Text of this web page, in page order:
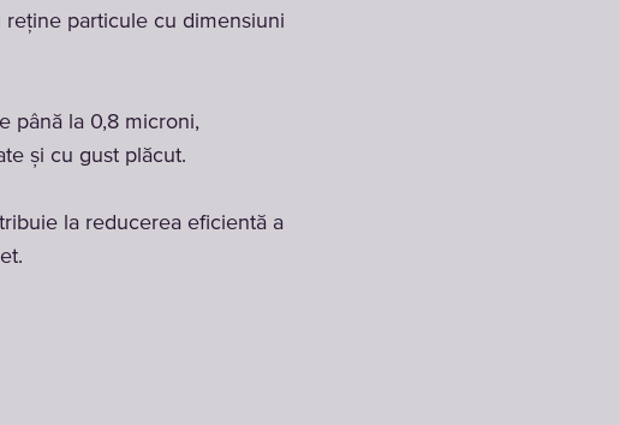
particule cu dimensiuni
până la 0,8 microni,
și cu gust plăcut.
la reducerea eficientă a